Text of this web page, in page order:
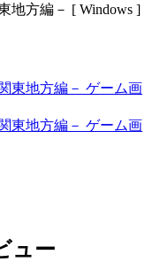
地方編－ [ Windows ]
ュー